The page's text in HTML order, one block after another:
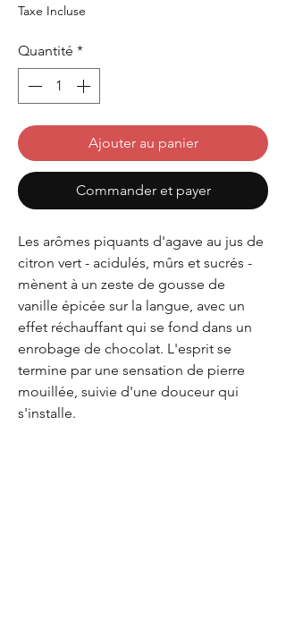
Taxe Incluse
Quantité *
Ajouter au panier
Commander et payer
Les arômes piquants d'agave au jus de
citron vert - acidulés, mûrs et sucrés -
mènent à un zeste de gousse de
vanille épicée sur la langue, avec un
effet réchauffant qui se fond dans un
enrobage de chocolat. L'esprit se
termine par une sensation de pierre
mouillée, suivie d'une douceur qui
s'installe.